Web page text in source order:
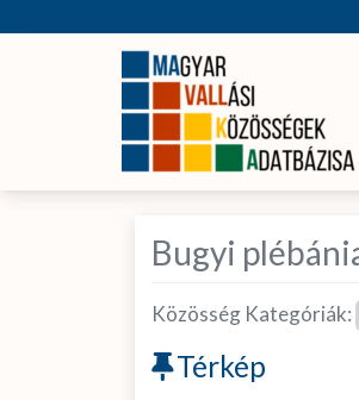
Bugyi
Közösség Kategóriák:
Térkép